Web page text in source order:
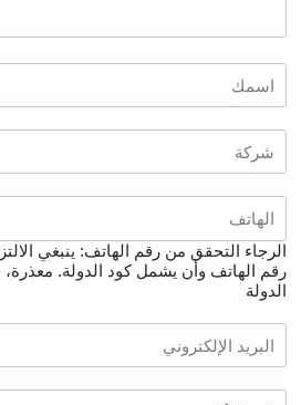
الرجاء التحقق من رقم الهاتف: ينبغي
رقم الهاتف وأن يشمل كود الدولة. معذرة،
الدولة